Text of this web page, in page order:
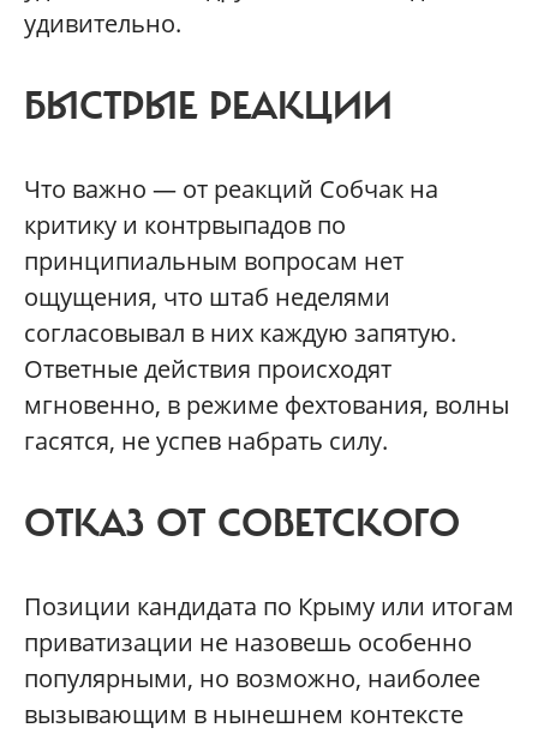
удивительно.
БЫСТРЫЕ РЕАКЦИИ
Что важно — от реакций Собчак на
критику и контрвыпадов по
принципиальным вопросам нет
ощущения, что штаб неделями
согласовывал в них каждую запятую.
Ответные действия происходят
мгновенно, в режиме фехтования, волны
гасятся, не успев набрать силу.
ОТКАЗ ОТ СОВЕТСКОГО
Позиции кандидата по Крыму или итогам
приватизации не назовешь особенно
популярными, но возможно, наиболее
вызывающим в нынешнем контексте